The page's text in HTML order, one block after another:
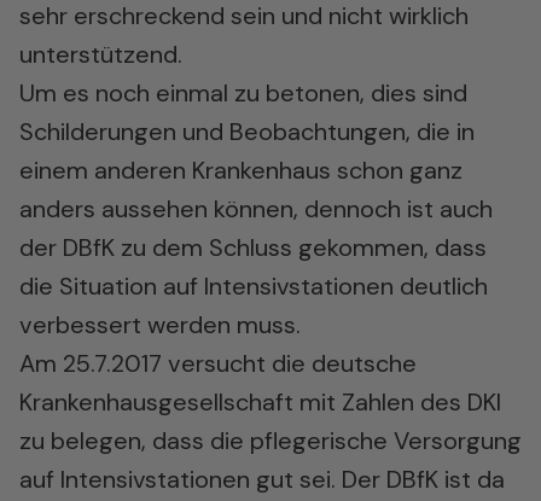
sehr erschreckend sein und nicht wirklich
unterstützend.
Um es noch einmal zu betonen, dies sind
Schilderungen und Beobachtungen, die in
einem anderen Krankenhaus schon ganz
anders aussehen können, dennoch ist auch
der DBfK zu dem Schluss gekommen, dass
die Situation auf Intensivstationen deutlich
verbessert werden muss.
Am 25.7.2017 versucht die deutsche
Krankenhausgesellschaft mit Zahlen des DKI
zu belegen, dass die pflegerische Versorgung
auf Intensivstationen gut sei. Der DBfK ist da